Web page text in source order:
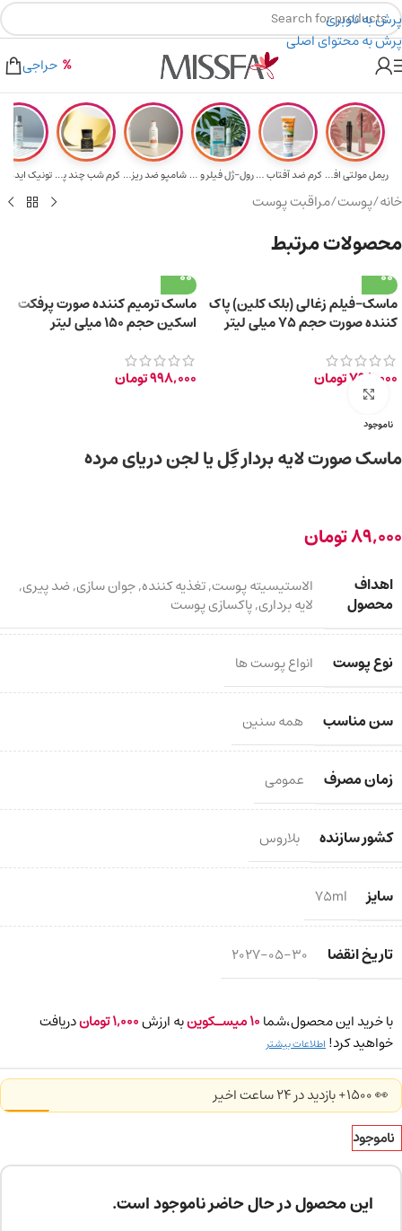
پرش به ناوبری
پرش به محتوای اصلی
۲٪ تخفیف روی سبد خرید برای روش کارت به کارت
هدیه برای خرید های بالای ۵ میلیون تومن
حراجی
ریمل مولتی افکت... کرم ضد آفتاب حا... رول-ژل فیلر و م... شامپو ضد ریزش و... کرم شب چند پپتی... تونیک ایده
خانه/پوست/مراقبت پوست
محصولات مرتبط
ماسک-فیلم زغالی (بلک کلین) پاک
کننده صورت حجم ۷۵ میلی لیتر
798,000تومان
ماسک ترمیم کننده صورت پرفکت
اسکین حجم ۱۵۰ میلی لیتر
998,000تومان
ناموجود
برای بزرگ‌نمایی کلیک کنید
ماسک صورت لایه بردار گِل یا لجن دریای مرده
89,000تومان
اهداف
محصول
الاستیسیته پوست,تغذیه کننده,جوان سازی,ضد پیری,
لایه برداری,پاکسازی پوست
نوع پوست انواع پوست ها
سن مناسب همه سنین
زمان مصرف عمومی
کشور سازنده بلاروس
سایز 75ml
تاریخ انقضا 2027-05-30
با خرید این محصول،شما10میسـکوینبه ارزش1,000توماندریافت
خواهید کرد! اطلاعات بیشتر
👀 1500+ بازدید در ۲۴ ساعت اخیر
ناموجود
این محصول در حال حاضر ناموجود است.